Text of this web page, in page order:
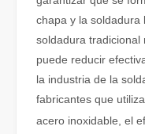
chapa y la soldadura
soldadura tradicional
puede reducir
la industria de la
fabricantes que
acero inoxidable, el